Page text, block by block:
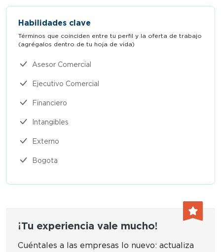
Habilidades clave
Términos que coinciden entre tu perfil y la oferta de trabajo
(agrégalos dentro de tu hoja de vida)​
Asesor Comercial
Ejecutivo Comercial
Financiero
Intangibles
Externo
Bogota
¡Tu experiencia vale mucho!
Cuéntales a las empresas lo nuevo: actualiza